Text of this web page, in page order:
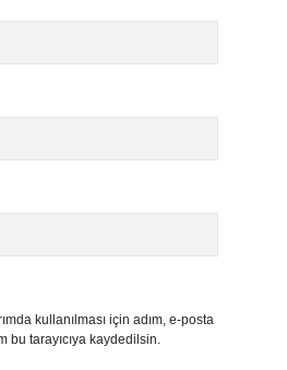
kullanılması için adım, e-posta
bu tarayıcıya kaydedilsin.